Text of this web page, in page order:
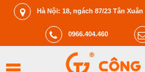
Hà Nội: 18, ngách 87/23 Tân
0966.404.460